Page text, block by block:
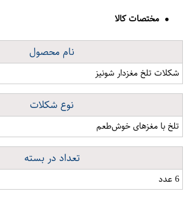
مختصات کالا
نام محصول
شکلات تلخ مغزدار شونیز
نوع شکلات
تلخ با مغزهای خوش‌طعم
تعداد در بسته
6 عدد